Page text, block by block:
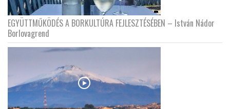
EGYÜTTMŰKÖDÉS A BORKULTÚRA FEJLESZTÉSÉBEN – István Nádor
Borlovagrend